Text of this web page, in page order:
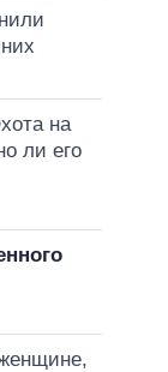
на
ли его